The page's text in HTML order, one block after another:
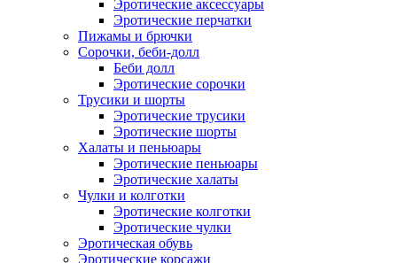
Эротические аксессуары
Эротические перчатки
Пижамы и брючки
Сорочки, беби-долл
Беби долл
Эротические сорочки
Трусики и шорты
Эротические трусики
Эротические шорты
Халаты и пеньюары
Эротические пеньюары
Эротические халаты
Чулки и колготки
Эротические колготки
Эротические чулки
Эротическая обувь
Эротические корсажи